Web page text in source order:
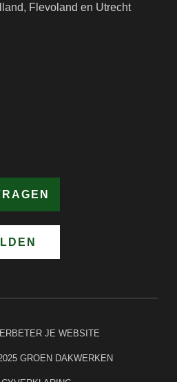
Flevoland en Utrecht
GROEN DAKWERKEN
JE WEBSITE